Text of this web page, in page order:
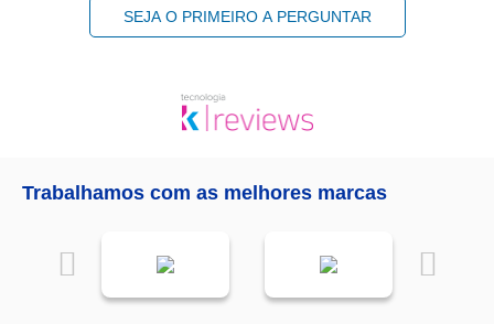
SEJA O PRIMEIRO A PERGUNTAR
Trabalhamos com as melhores marcas